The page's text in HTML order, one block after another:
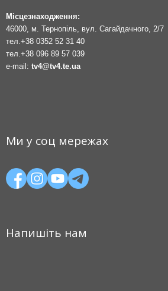
Місцезнаходження:
46000, м. Тернопіль, вул. Сагайдачного, 2/7
тел. +38 0352 52 31 40
тел. +38 096 89 57 039
e-mail: tv4@tv4.te.ua
Ми у соц мережах
Напишіть нам